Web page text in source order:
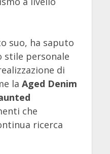
suo, ha saputo
stile personale
di
la Aged Denim
che
ricerca